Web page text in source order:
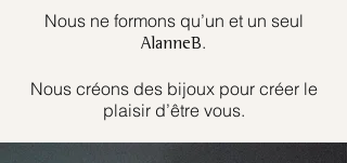
Nous ne formons qu’un et un seul
AlanneB.
Nous créons des bijoux pour créer le
plaisir d’être vous.